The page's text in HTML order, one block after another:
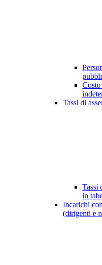
Costo
Tassi di
Tassi
in
Incarichi
(dirigenti e